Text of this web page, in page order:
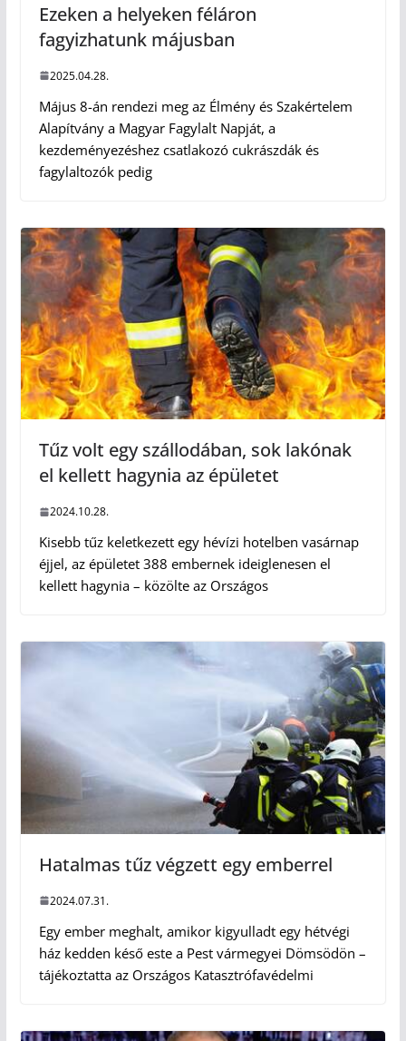
Ezeken a helyeken féláron
fagyizhatunk májusban
2025.04.28.
Május 8-án rendezi meg az Élmény és Szakértelem
Alapítvány a Magyar Fagylalt Napját, a
kezdeményezéshez csatlakozó cukrászdák és
fagylaltozók pedig
Tűz volt egy szállodában, sok lakónak
el kellett hagynia az épületet
2024.10.28.
Kisebb tűz keletkezett egy hévízi hotelben vasárnap
éjjel, az épületet 388 embernek ideiglenesen el
kellett hagynia – közölte az Országos
Hatalmas tűz végzett egy emberrel
2024.07.31.
Egy ember meghalt, amikor kigyulladt egy hétvégi
ház kedden késő este a Pest vármegyei Dömsödön –
tájékoztatta az Országos Katasztrófavédelmi